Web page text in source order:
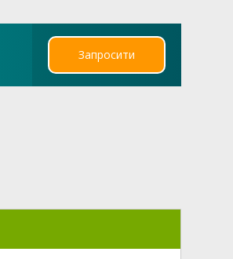
Запросити